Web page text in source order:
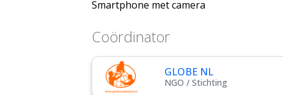
Smartphone met camera
Coördinator
GLOBE NL
NGO / Stichting